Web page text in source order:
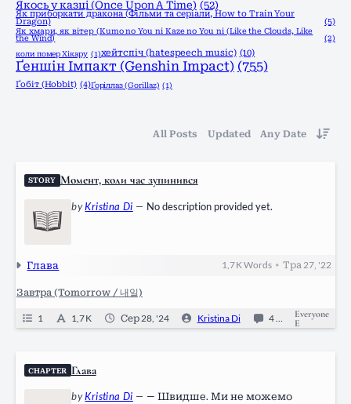
Якось у казці (Once Upon A Time) (52)
Як приборкати дракона (Фільми та серіали, How to Train Your
Dragon) (5)
Як хмари, як вітер (Kumo no You ni Kaze no You ni (Like the Clouds, Like
the Wind)
(2)
коли помер Хікару (1)хейтспіч (hatespeech music) (10)
Ґеншін Імпакт (Genshin Impact) (755)
Ґобіт (Hobbit) (4)Ґоріллаз (Gorillaz) (1)
All Posts Updated Any Date
STORY Момент, коли час зупинився
byKristina Di — No description provided yet.
Глава 1,7 KWords •Тра 27, '22
Завтра (Tomorrow / 내일)
1 1,7 K Сер 28, '24 Kristina Di 4 Ongoing
Everyone
E
CHAPTER Глава
byKristina Di — — Швидше. Ми не можемо